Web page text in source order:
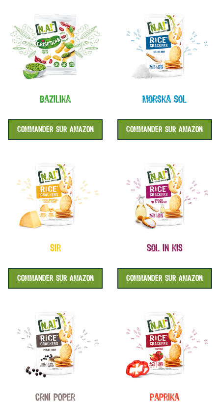
bazilika
COMMANDER SUR AMAZON
morska sol
COMMANDER SUR AMAZON
sir
COMMANDER SUR AMAZON
sol in kis
COMMANDER SUR AMAZON
crni poper paprika